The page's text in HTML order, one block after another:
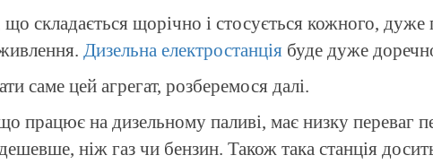
що складається щорічно і стосується кожного,
Дизельна електростанція буде дуже
саме цей агрегат, розберемося далі.
працює на дизельному паливі, має низку переваг
ніж газ чи бензин. Також така станція